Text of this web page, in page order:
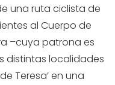
una ruta ciclista de
al Cuerpo de
–cuya patrona es
distintas localidades
Teresa’ en una